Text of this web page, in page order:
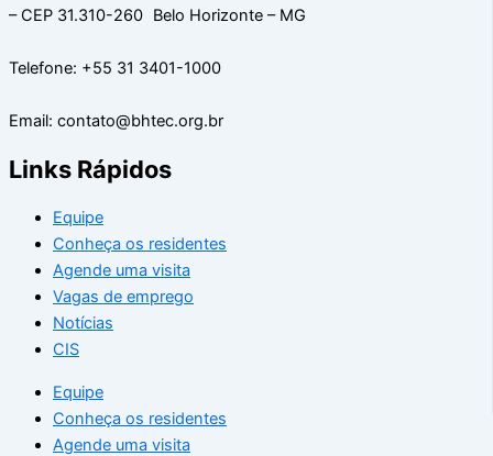
– CEP 31.310-260 Belo Horizonte – MG
Telefone: +55 31 3401-1000
Email: contato@bhtec.org.br
Links Rápidos
Equipe
Conheça os residentes
Agende uma visita
Vagas de emprego
Notícias
CIS
Equipe
Conheça os residentes
Agende uma visita